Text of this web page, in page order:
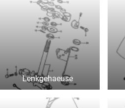
Lenkgehaeuse